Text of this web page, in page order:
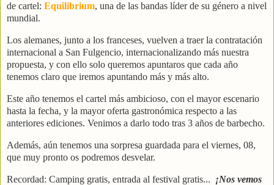
de cartel: Equilibrium, una de las bandas líder de su género a nivel
mundial.
Los alemanes, junto a los franceses, vuelven a traer la contratación
internacional a San Fulgencio, internacionalizando más nuestra
propuesta, y con ello solo queremos apuntaros que cada año
tenemos claro que iremos apuntando más y más alto.
Este año tenemos el cartel más ambicioso, con el mayor escenario
hasta la fecha, y la mayor oferta gastronómica respecto a las
anteriores ediciones. Venimos a darlo todo tras 3 años de barbecho.
Además, aún tenemos una sorpresa guardada para el viernes, 08,
que muy pronto os podremos desvelar.
Recordad: Camping gratis, entrada al festival gratis...
¡Nos vemos